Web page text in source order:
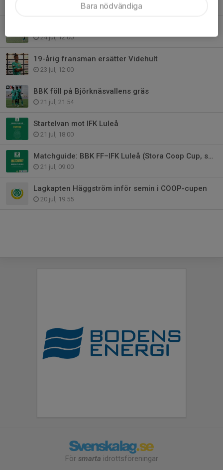
24 jul, 12:00
19-årig fransman ersätter Videhult
23 jul, 12:00
BBK föll på Björknäsvallens gräs
21 jul, 21:54
Startelvan mot IFK Luleå
21 jul, 18:00
Matchguide: BBK FF–IFK Luleå (Stora Coop Cup, semifinal)
21 jul, 09:00
Lagkapten Häggström inför semin i COOP-cupen
20 jul, 19:55
För smarta idrottsföreningar
Bara nödvändiga